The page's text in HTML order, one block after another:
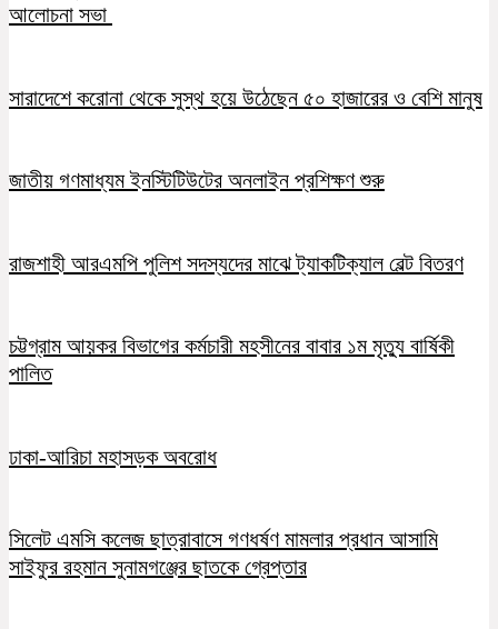
আলোচনা সভা
সারাদেশে করোনা থেকে সুস্থ হয়ে উঠেছেন ৫০ হাজারের ও বেশি মানুষ
জাতীয় গণমাধ্যম ইনস্টিটিউটের অনলাইন প্রশিক্ষণ শুরু
রাজশাহী আরএমপি পুলিশ সদস্যদের মাঝে ট্যাকটিক্যাল বেল্ট বিতরণ
চট্টগ্রাম আয়কর বিভাগের কর্মচারী মহসীনের বাবার ১ম মৃত্যু বার্ষিকী
পালিত
ঢাকা-আরিচা মহাসড়ক অবরোধ
সিলেট এমসি কলেজ ছাত্রাবাসে গণধর্ষণ মামলার প্রধান আসামি
সাইফুর রহমান সুনামগঞ্জের ছাতকে গ্রেপ্তার